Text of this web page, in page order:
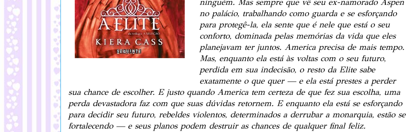
ninguém. Mas sempre que vê seu ex-namorado Aspen
no palácio, trabalhando como guarda e se esforçando
para protegê-la, ela sente que é nele que está o seu
conforto, dominada pelas memórias da vida que eles
planejavam ter juntos. America precisa de mais tempo.
Mas, enquanto ela está às voltas com o seu futuro,
perdida em sua indecisão, o resto da Elite sabe
exatamente o que quer — e ela está prestes a perder
sua chance de escolher. E justo quando America tem certeza de que fez sua escolha, uma
perda devastadora faz com que suas dúvidas retornem. E enquanto ela está se esforçando
para decidir seu futuro, rebeldes violentos, determinados a derrubar a monarquia, estão se
fortalecendo — e seus planos podem destruir as chances de qualquer final feliz.